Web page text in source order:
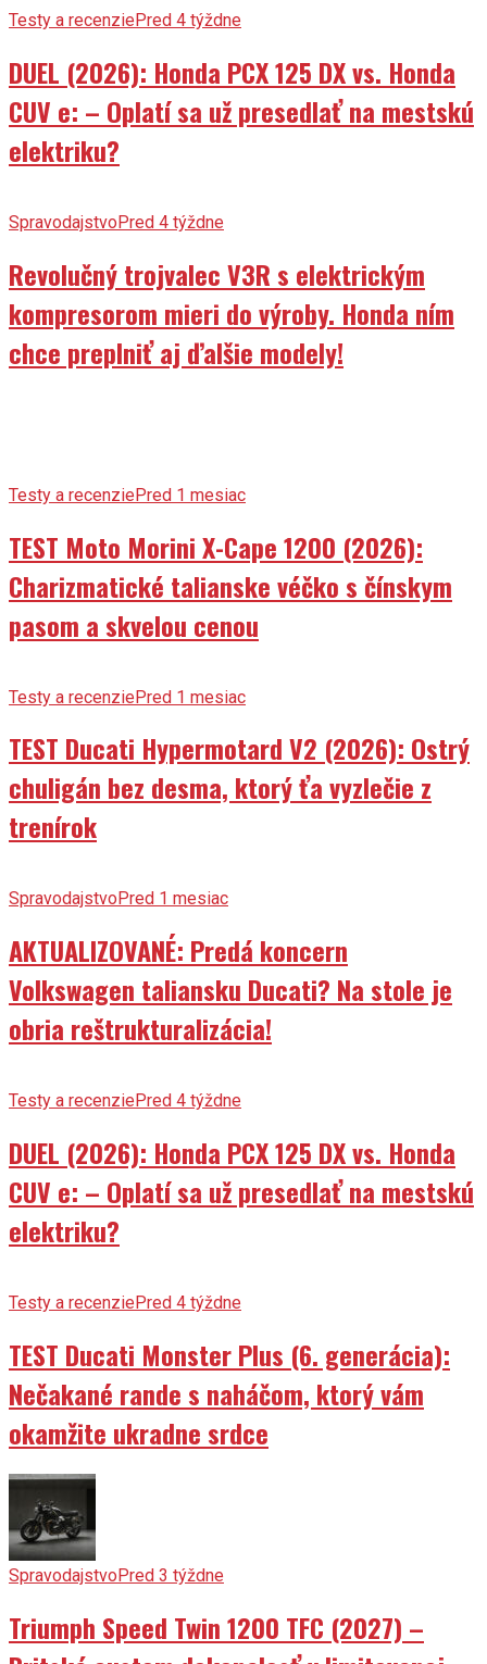
Testy a recenziePred 4 týždne
DUEL (2026): Honda PCX 125 DX vs. Honda
CUV e: – Oplatí sa už presedlať na mestskú
elektriku?
SpravodajstvoPred 4 týždne
Revolučný trojvalec V3R s elektrickým
kompresorom mieri do výroby. Honda ním
chce preplniť aj ďalšie modely!
Testy a recenziePred 1 mesiac
TEST Moto Morini X-Cape 1200 (2026):
Charizmatické talianske véčko s čínskym
pasom a skvelou cenou
Testy a recenziePred 1 mesiac
TEST Ducati Hypermotard V2 (2026): Ostrý
chuligán bez desma, ktorý ťa vyzlečie z
trenírok
SpravodajstvoPred 1 mesiac
AKTUALIZOVANÉ: Predá koncern
Volkswagen taliansku Ducati? Na stole je
obria reštrukturalizácia!
Testy a recenziePred 4 týždne
DUEL (2026): Honda PCX 125 DX vs. Honda
CUV e: – Oplatí sa už presedlať na mestskú
elektriku?
Testy a recenziePred 4 týždne
TEST Ducati Monster Plus (6. generácia):
Nečakané rande s naháčom, ktorý vám
okamžite ukradne srdce
SpravodajstvoPred 3 týždne
Triumph Speed Twin 1200 TFC (2027) –